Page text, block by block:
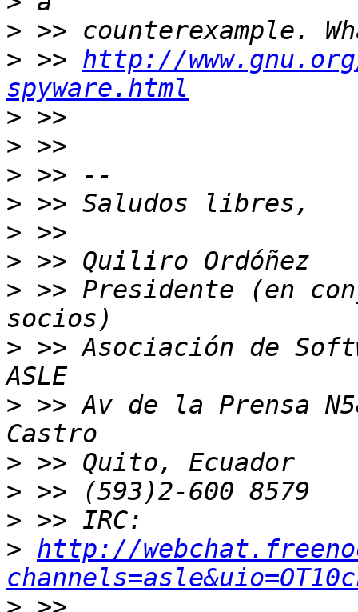
>
> >> http://
spyware.html
>
>
>
>
>
>
> >> Presidente (en
> >> Asociación de
> >> Av de la Prensa
>
>
>
> http://